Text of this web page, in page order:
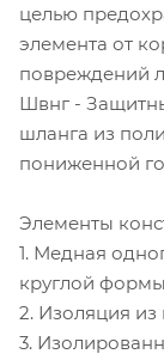
целью
элемента от
повреждений
Швнг -
шланга из
пониженной
Элементы
1. Медная
круглой
2. Изоляция из
3.